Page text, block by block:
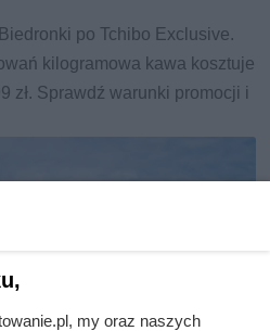
po Tchibo Exclusive.
kilogramowa kawa kosztuje
zł. Sprawdź warunki promocji i
my oraz naszych